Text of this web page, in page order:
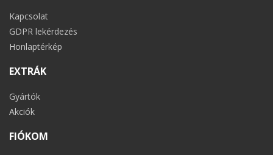
Kapcsolat
GDPR lekérdezés
Honlaptérkép
EXTRÁK
Gyártók
Akciók
FIÓKOM